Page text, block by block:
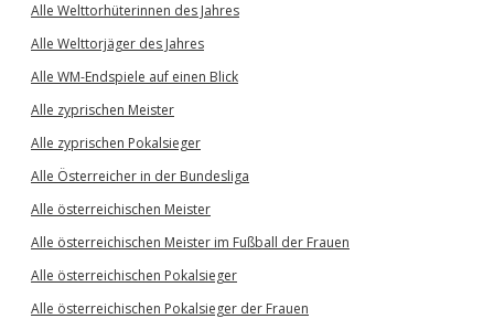
Alle Welttorhüterinnen des Jahres
Alle Welttorjäger des Jahres
Alle WM-Endspiele auf einen Blick
Alle zyprischen Meister
Alle zyprischen Pokalsieger
Alle Österreicher in der Bundesliga
Alle österreichischen Meister
Alle österreichischen Meister im Fußball der Frauen
Alle österreichischen Pokalsieger
Alle österreichischen Pokalsieger der Frauen